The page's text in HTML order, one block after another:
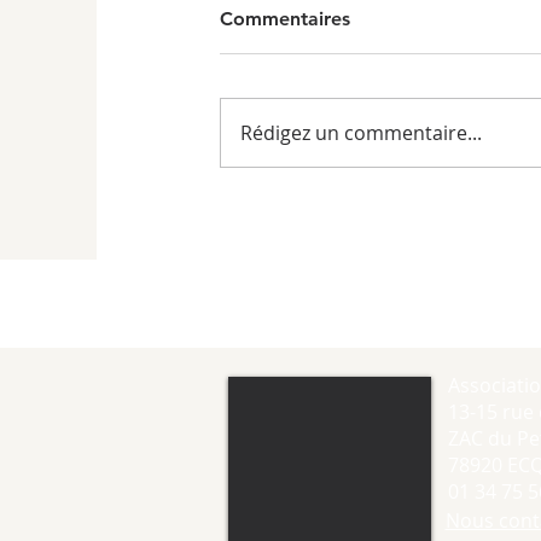
Commentaires
Rédigez un commentaire...